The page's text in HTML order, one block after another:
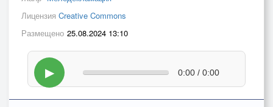
Лицензия Creative Commons
Размещено 25.08.2024 13:10
▶ 0:00 / 0:00